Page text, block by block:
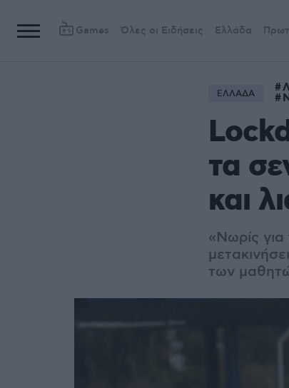
Games Όλες οι Ειδήσεις Ελλάδα
ΕΛΛΑΔΑ
τα
και
«Νωρίς
των